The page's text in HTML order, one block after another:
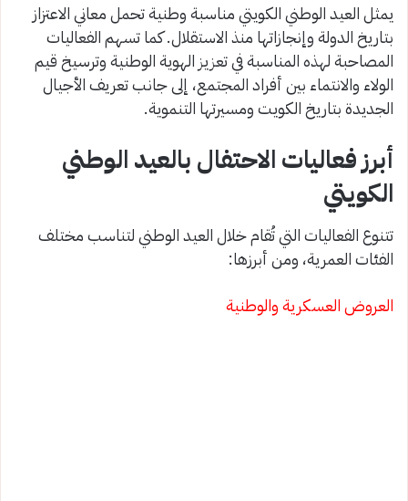
يمثل العيد الوطني الكويتي مناسبة وطنية تحمل معاني الاعتزاز
بتاريخ الدولة وإنجازاتها منذ الاستقلال. كما تسهم الفعاليات
المصاحبة لهذه المناسبة في تعزيز الهوية الوطنية وترسيخ قيم
الولاء والانتماء بين أفراد المجتمع، إلى جانب تعريف الأجيال
الجديدة بتاريخ الكويت ومسيرتها التنموية.
أبرز فعاليات الاحتفال بالعيد الوطني
الكويتي
تتنوع الفعاليات التي تُقام خلال العيد الوطني لتناسب مختلف
الفئات العمرية، ومن أبرزها:
العروض العسكرية والوطنية